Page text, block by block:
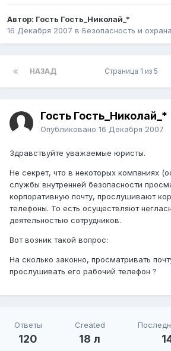
Автор: Гость Гость_Николай_*
16 Декабря 2007 в Безопасность и
НАЗАД Страница 1 из 5
Гость Гость_Николай_*
Опубликовано 16 Декабря 2007
Здравствуйте уважаемые юристы.
Не секрет, что в некоторых компаниях
службы внутренней безопасности
корпоративную почту, прослушивают
телефоны. То есть осуществляют
деятельностью сотрудников.
Вот возник такой вопрос:
На сколько законно, просматривать
прослушивать его рабочий телефон ?
Ответы
120
Created
18 л